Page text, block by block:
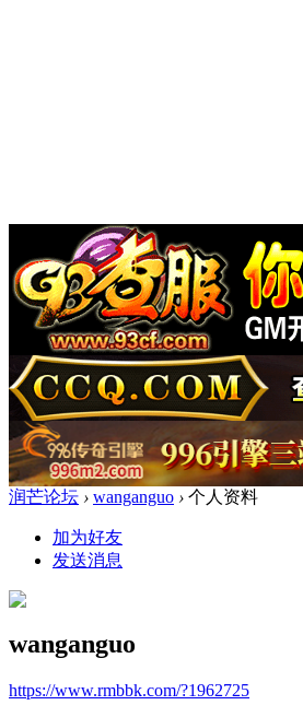
润芒论坛 › wanganguo › 个人资料
加为好友
发送消息
wanganguo
https://www.rmbbk.com/?1962725